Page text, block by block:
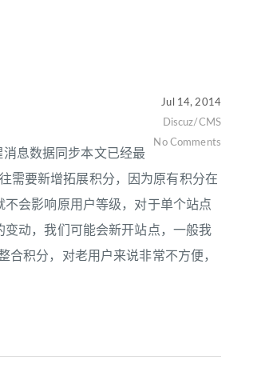
Jul 14, 2014
Discuz/CMS
No Comments
息数据同步本文已经最
要新增拓展积分，因为原有积分在
会影响原用户等级，对于单个站点
动，我们可能会新开站点，一般我
积分，对老用户来说非常不方便，